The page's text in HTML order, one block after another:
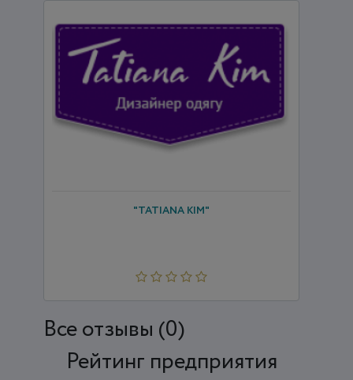
"TATIANA KIM"
Все отзывы (0)
Рейтинг предприятия